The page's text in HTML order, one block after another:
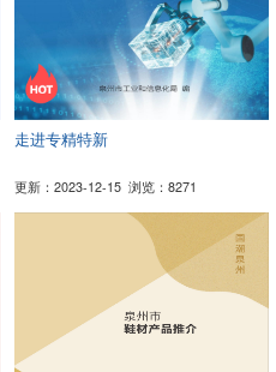
走进专精特新
更新：2023-12-15 浏览：8271